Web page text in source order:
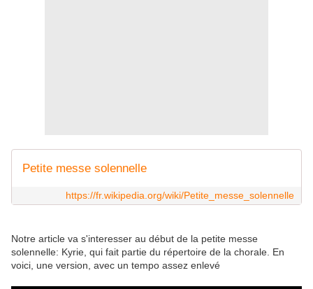
Petite messe solennelle
https://fr.wikipedia.org/wiki/Petite_messe_solennelle
Notre article va s'interesser au début de la petite messe
solennelle: Kyrie, qui fait partie du répertoire de la chorale. En
voici, une version, avec un tempo assez enlevé